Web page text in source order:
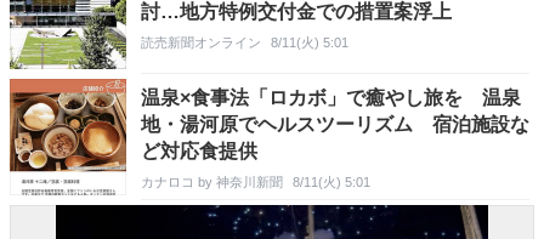
討…地方特例交付金での措置案浮上
読売新聞オンライン 8/11(火) 5:01
温泉×食事法「ロカボ」で癒やし旅を 温泉
地・湯河原でヘルスツーリズム 宿泊施設な
ど対応食提供
カナロコ by 神奈川新聞 8/11(火) 5:01